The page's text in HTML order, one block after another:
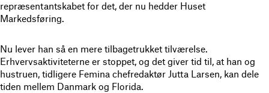
repræsentantskabet for det, der nu hedder Huset
Markedsføring.
Nu lever han så en mere tilbagetrukket tilværelse.
Erhvervsaktiviteterne er stoppet, og det giver tid til, at han og
hustruen, tidligere Femina chefredaktør Jutta Larsen, kan dele
tiden mellem Danmark og Florida.